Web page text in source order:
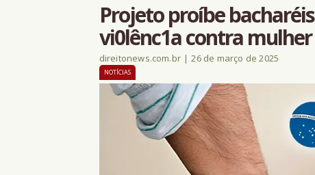
Projeto proíbe
vi0lênc1a contra
direitonews.com.br | 26 de março de 2025
NOTÍCIAS